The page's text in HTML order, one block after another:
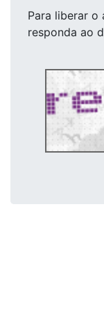
Para liberar o
responda ao